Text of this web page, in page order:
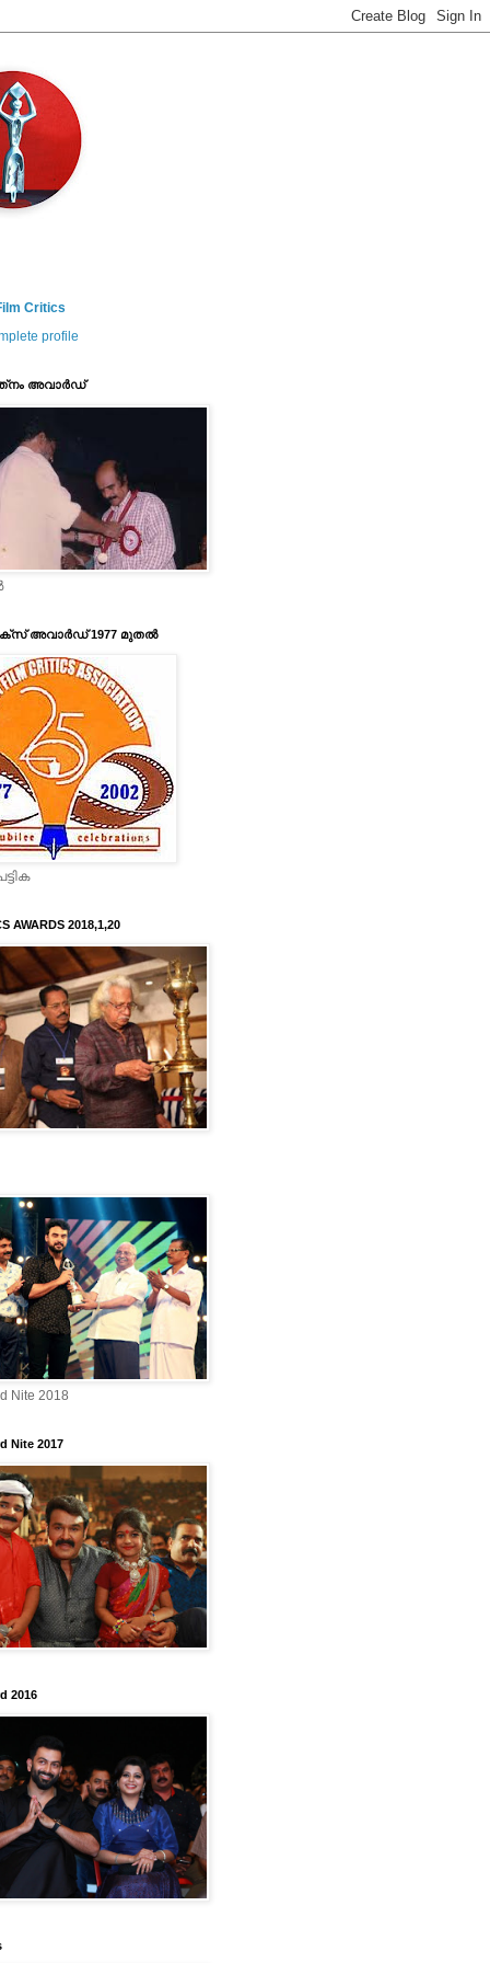
Critics
profile
അവാര്‍ഡ്
അവാര്‍ഡ് 1977 മുതല്‍
AWARDS 2018,1,20
Nite 2018
Nite 2017
2016